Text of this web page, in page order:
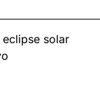
eclipse solar